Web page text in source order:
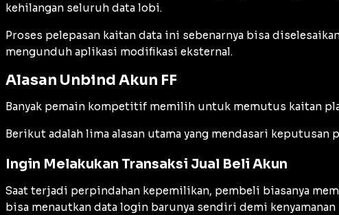
kehilangan seluruh data lobi.
Proses pelepasan kaitan data ini sebenarnya bisa
mengunduh aplikasi modifikasi eksternal.
Alasan Unbind Akun FF
Banyak pemain kompetitif memilih untuk memutus kaitan
Berikut adalah lima alasan utama yang mendasari keputusan
Ingin Melakukan Transaksi Jual Beli Akun
Saat terjadi perpindahan kepemilikan, pembeli biasanya
bisa menautkan data login barunya sendiri demi